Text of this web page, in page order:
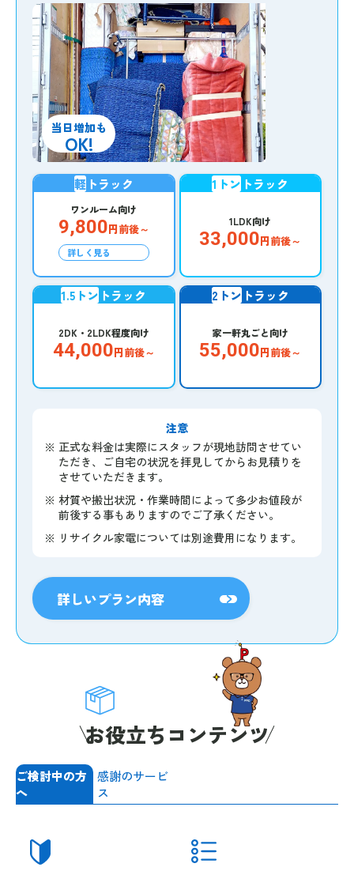
当日増加も
OK!
軽トラック
ワンルーム向け
9,800円前後～
詳しく見る
1トン トラック
1LDK向け
33,000円前後～
1.5トン トラック
2DK・2LDK程度向け
44,000円前後～
2トン トラック
家一軒丸ごと向け
55,000円前後～
注意
※ 正式な料金は実際にスタッフが現地訪問させてい
ただき、ご自宅の状況を拝見してからお見積りを
させていただきます。
※ 材質や搬出状況・作業時間によって多少お値段が
前後する事もありますのでご了承ください。
※ リサイクル家電については別途費用になります。
詳しいプラン内容
お役立ちコンテンツ
ご検討中の方
へ
感謝のサービ
ス